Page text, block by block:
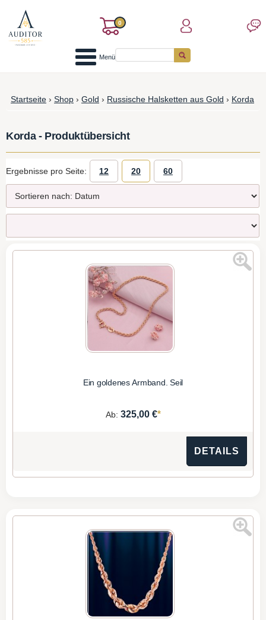
0
Menü
Startseite › Shop › Gold › Russische Halsketten aus Gold › Korda
Korda - Produktübersicht
Ergebnisse pro Seite: 12 20 60
Ein goldenes Armband. Seil
Ab: 325,00 €*
DETAILS